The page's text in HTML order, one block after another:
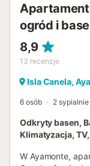
ogród i
8,9
13 recenzje
Isla Canela,
6 osób 2 sypialnie
Odkryty basen,
Klimatyzacja,
W Ayamonte,